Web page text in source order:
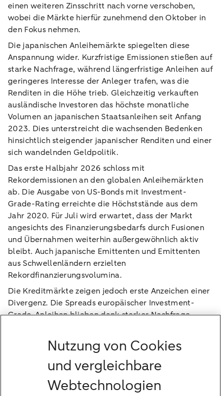
einen weiteren Zinsschritt nach vorne verschoben,
wobei die Märkte hierfür zunehmend den Oktober in
den Fokus nehmen.
Die japanischen Anleihemärkte spiegelten diese
Anspannung wider. Kurzfristige Emissionen stießen auf
starke Nachfrage, während längerfristige Anleihen auf
geringeres Interesse der Anleger trafen, was die
Renditen in die Höhe trieb. Gleichzeitig verkauften
ausländische Investoren das höchste monatliche
Volumen an japanischen Staatsanleihen seit Anfang
2023. Dies unterstreicht die wachsenden Bedenken
hinsichtlich steigender japanischer Renditen und einer
sich wandelnden Geldpolitik.
Das erste Halbjahr 2026 schloss mit
Rekordemissionen an den globalen Anleihemärkten
ab. Die Ausgabe von US-Bonds mit Investment-
Grade-Rating erreichte die Höchststände aus dem
Jahr 2020. Für Juli wird erwartet, dass der Markt
angesichts des Finanzierungsbedarfs durch Fusionen
und Übernahmen weiterhin außergewöhnlich aktiv
bleibt. Auch japanische Emittenten und Emittenten
aus Schwellenländern erzielten
Rekordfinanzierungsvolumina.
Die Kreditmärkte zeigen jedoch erste Anzeichen einer
Divergenz. Die Spreads europäischer Investment-
Grade-Anleihen blieben dank starker Nachfrage
Hochzinsanleihen ausweiteten und die Ausfallraten
bei US-Hochzinsanleihen auf den höchsten Stand seit
Anfang 2024 stiegen.
Die Märkte für Staatsanleihen passen sich der
Aussicht auf eine weitere Zinserhöhung an,
Nutzung von Cookies
und vergleichbare
Webtechnologien